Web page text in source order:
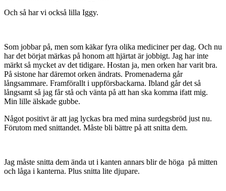
Och så har vi också lilla Iggy.
Som jobbar på, men som käkar fyra olika mediciner per dag. Och nu
har det börjat märkas på honom att hjärtat är jobbigt. Jag har inte
märkt så mycket av det tidigare. Hostan ja, men orken har varit bra.
På sistone har däremot orken ändrats. Promenaderna går
långsammare. Framförallt i uppförsbackarna. Ibland går det så
långsamt så jag får stå och vänta på att han ska komma ifatt mig.
Min lille älskade gubbe.
Något positivt är att jag lyckas bra med mina surdegsbröd just nu.
Förutom med snittandet. Måste bli bättre på att snitta dem.
Jag måste snitta dem ända ut i kanten annars blir de höga på mitten
och låga i kanterna. Plus snitta lite djupare.